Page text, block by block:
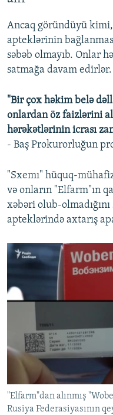
Ancaq göründüyü
apteklərinin
səbəb olmayıb. Onlar
satmağa davam edirlər.
"Bir çox həkim belə
onlardan öz faizlərini
hərəkətlərinin icrası
- Baş Prokurorluğun
"Sxemı" hüquq-
və onların "Elfarm"ın
xəbəri olub-
apteklərində axtarış
"Elfarm"dan alınmış
Rusiya Federasiyasının